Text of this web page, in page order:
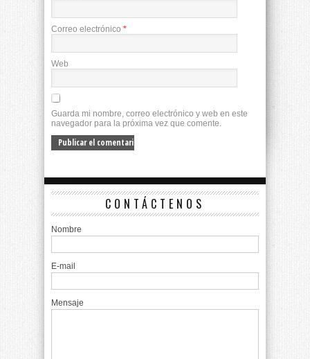
Correo electrónico *
Web
Guarda mi nombre, correo electrónico y web en este
navegador para la próxima vez que comente.
CONTÁCTENOS
Nombre
E-mail
Mensaje